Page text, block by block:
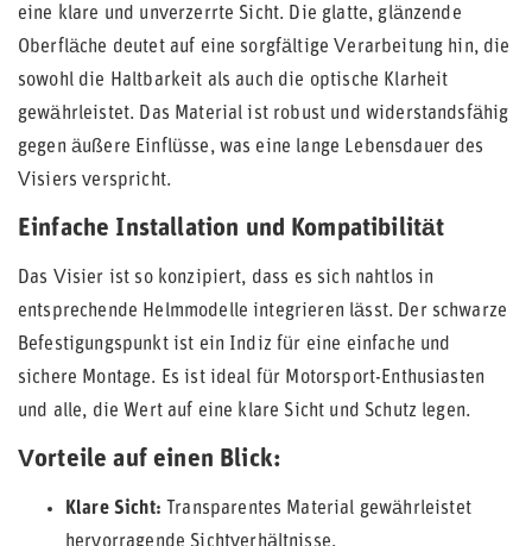
eine klare und unverzerrte Sicht. Die glatte, glänzende
Oberfläche deutet auf eine sorgfältige Verarbeitung hin, die
sowohl die Haltbarkeit als auch die optische Klarheit
gewährleistet. Das Material ist robust und widerstandsfähig
gegen äußere Einflüsse, was eine lange Lebensdauer des
Visiers verspricht.
Einfache Installation und Kompatibilität
Das Visier ist so konzipiert, dass es sich nahtlos in
entsprechende Helmmodelle integrieren lässt. Der schwarze
Befestigungspunkt ist ein Indiz für eine einfache und
sichere Montage. Es ist ideal für Motorsport-Enthusiasten
und alle, die Wert auf eine klare Sicht und Schutz legen.
Vorteile auf einen Blick:
Klare Sicht: Transparentes Material gewährleistet